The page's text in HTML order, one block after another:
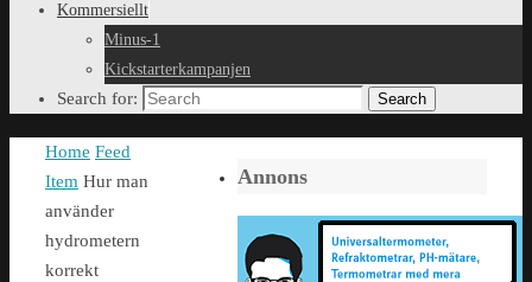
Kommersiellt
Minus-1
Kickstarterkampanjen
Search for: Search
Home Feed
Item Hur man
använder
hydrometern
korrekt
Annons